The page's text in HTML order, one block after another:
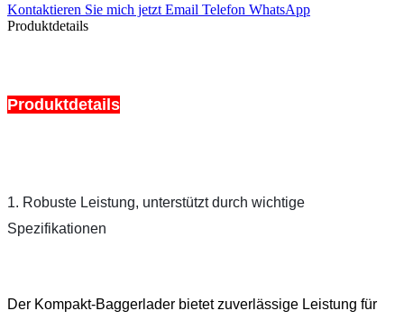
Kontaktieren Sie mich jetzt Email Telefon WhatsApp
Produktdetails
Produktdetails
1. Robuste Leistung, unterstützt durch wichtige
Spezifikationen
Der Kompakt-Baggerlader bietet zuverlässige Leistung für